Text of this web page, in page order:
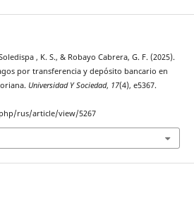
, K. S., & Robayo Cabrera, G. F. (2025).
por transferencia y depósito bancario en
Universidad Y Sociedad, 17(4), e5367.
rus/article/view/5267